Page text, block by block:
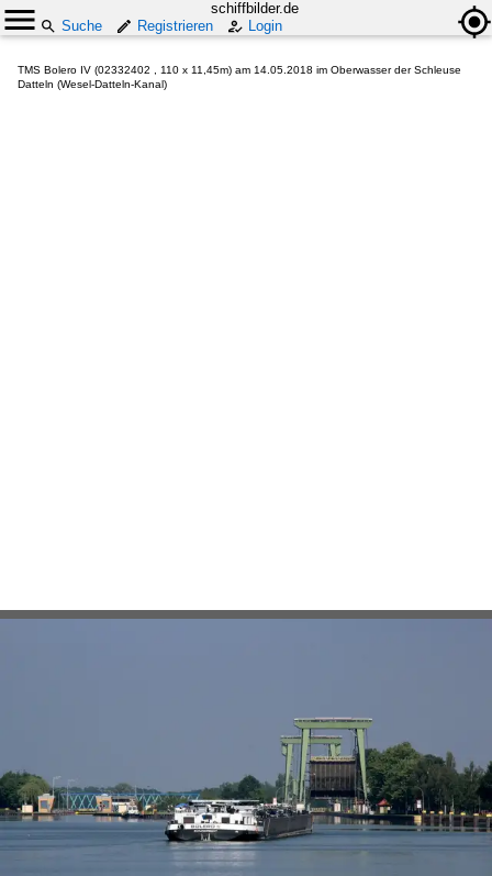
schiffbilder.de
Suche
Registrieren Login
TMS Bolero IV (02332402 , 110 x 11,45m) am 14.05.2018 im Oberwasser der Schleuse
Datteln (Wesel-Datteln-Kanal)